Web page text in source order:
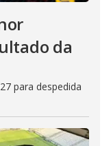
da
para despedida